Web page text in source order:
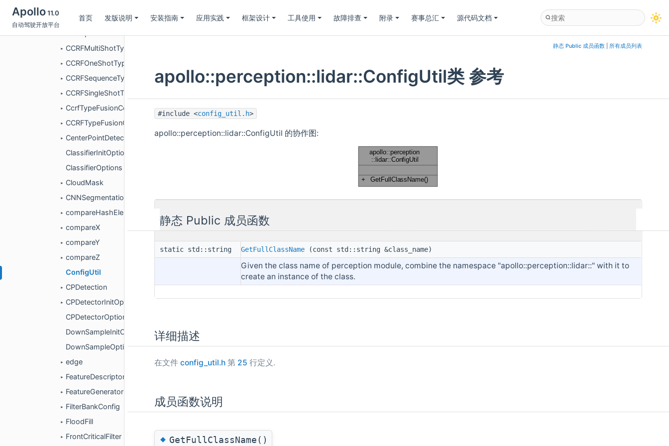
Apollo11.0
自动驾驶开放平台
首页 发版说明 安装指南 应用实践 框架设计 工具使用 故障排查 附录 赛事总汇 源代码文档
BipartiteGraphMatcherOptions
► CCRFMultiShotTypeFusion
► CCRFOneShotTypeFusion
► CCRFSequenceTypeFusion
► CCRFSingleShotTypeFusion
► CcrfTypeFusionConfig
► CCRFTypeFusionConfig
►
CenterPointDetection
ClassifierInitOptions
ClassifierOptions
► CloudMask
► CNNSegmentation
► compareHashElements
► compareX
► compareY
►
compareZ
ConfigUtil
► CPDetection
►
CPDetectorInitOptions
CPDetectorOptions
DownSampleInitOptions
DownSampleOptions
► edge
► FeatureDescriptor
► FeatureGenerator
► FilterBankConfig
► FloodFill
► FrontCriticalFilter
静态 Public 成员函数| 所有成员列表
apollo::perception::lidar::ConfigUtil类 参考
#include <config_util.h>
apollo::perception::lidar::ConfigUtil 的协作图:
静态 Public 成员函数
static std::string GetFullClassName (const std::string &class_name)
Given the class name of perception module, combine the namespace "apollo::perception::lidar::" with it to
create an instance of the class.
详细描述
在文件config_util.h 第 25 行定义.
成员函数说明
◆GetFullClassName()